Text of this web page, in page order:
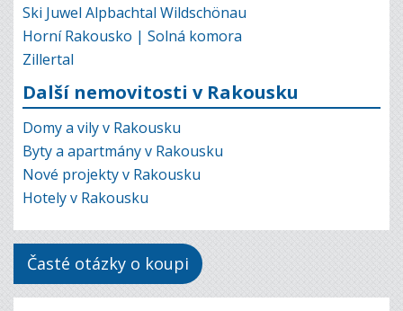
Ski Juwel Alpbachtal Wildschönau
Horní Rakousko | Solná komora
Zillertal
Další nemovitosti v Rakousku
Domy a vily v Rakousku
Byty a apartmány v Rakousku
Nové projekty v Rakousku
Hotely v Rakousku
Časté otázky o koupi